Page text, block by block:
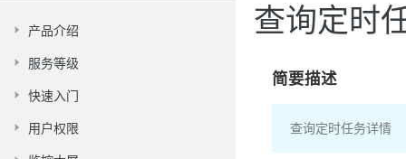
产品介绍
服务等级
快速入门
用户权限
查询定时
简要描述
查询定时任务详情